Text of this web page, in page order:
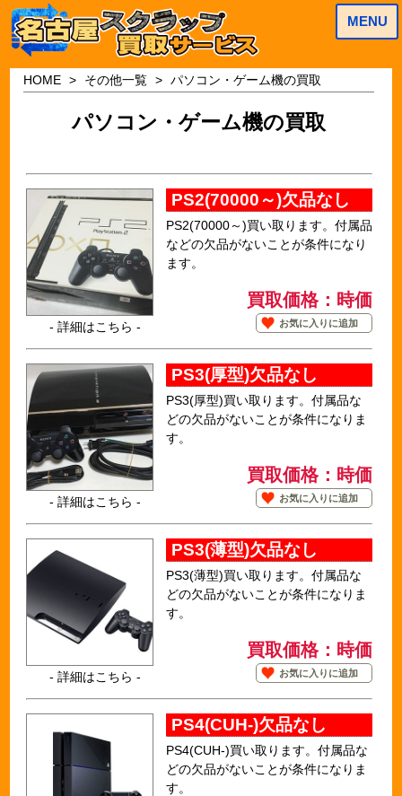
MENU
HOME その他一覧 パソコン・ゲーム機の買取
パソコン・ゲーム機の買取
- 詳細はこちら -
PS2(70000～)欠品なし
PS2(70000～)買い取ります。付属品
などの欠品がないことが条件になり
ます。
買取価格：時価
お気に入りに追加
- 詳細はこちら -
PS3(厚型)欠品なし
PS3(厚型)買い取ります。付属品な
どの欠品がないことが条件になりま
す。
買取価格：時価
お気に入りに追加
- 詳細はこちら -
PS3(薄型)欠品なし
PS3(薄型)買い取ります。付属品な
どの欠品がないことが条件になりま
す。
買取価格：時価
お気に入りに追加
PS4(CUH-)欠品なし
PS4(CUH-)買い取ります。付属品な
どの欠品がないことが条件になりま
す。